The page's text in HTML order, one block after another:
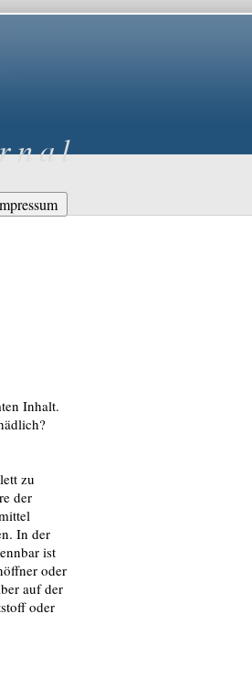
Inhalt.
zu
der
In der
ist
oder
auf der
oder